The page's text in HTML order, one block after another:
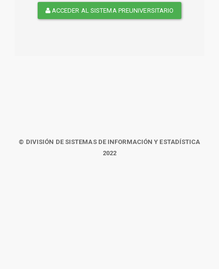
ACCEDER AL SISTEMA PREUNIVERSITARIO
© DIVISIÓN DE SISTEMAS DE INFORMACIÓN Y ESTADÍSTICA
2022